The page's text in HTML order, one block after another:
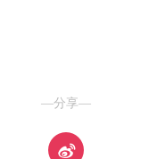
—分享—